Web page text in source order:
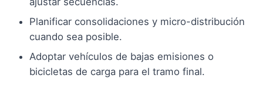
Planificar consolidaciones y micro-distribución
cuando sea posible.
Adoptar vehículos de bajas emisiones o
bicicletas de carga para el tramo final.